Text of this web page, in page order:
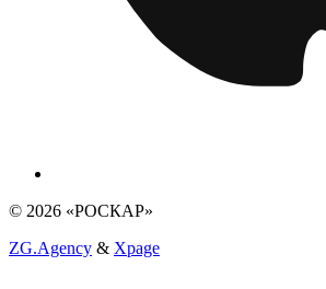
© 2026 «РОСКАР»
ZG.Agency & Xpage